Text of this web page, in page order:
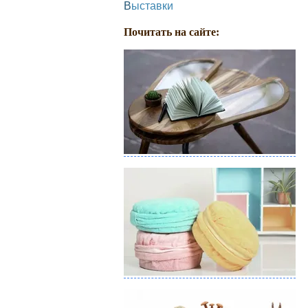
Выставки
Почитать на сайте: